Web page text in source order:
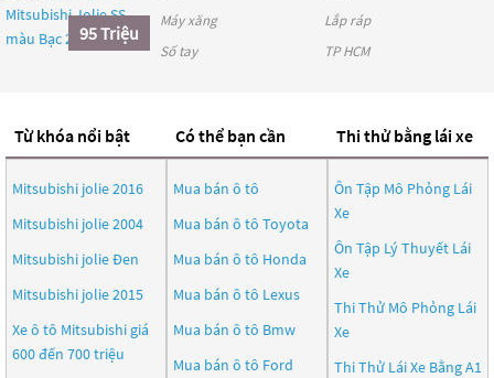
95 Triệu
Máy xăng
Lắp ráp
Số tay
TP HCM
Từ khóa nổi bật
Mitsubishi jolie 2016
Mitsubishi jolie 2004
Mitsubishi jolie Đen
Mitsubishi jolie 2015
Xe ô tô Mitsubishi giá
600 đến 700 triệu
Có thể bạn cần
Mua bán ô tô
Mua bán ô tô Toyota
Mua bán ô tô Honda
Mua bán ô tô Lexus
Mua bán ô tô Bmw
Mua bán ô tô Ford
Thi thử bằng lái xe
Ôn Tập Mô Phỏng Lái
Xe
Ôn Tập Lý Thuyết Lái
Xe
Thi Thử Mô Phỏng Lái
Xe
Thi Thử Lái Xe Bằng A1